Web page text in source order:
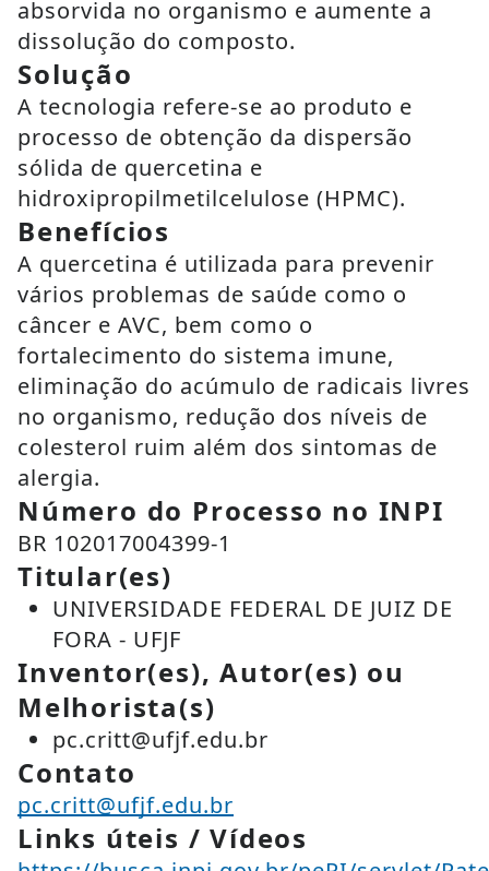
absorvida no organismo e aumente a
dissolução do composto.
Solução
A tecnologia refere-se ao produto e
processo de obtenção da dispersão
sólida de quercetina e
hidroxipropilmetilcelulose (HPMC).
Benefícios
A quercetina é utilizada para prevenir
vários problemas de saúde como o
câncer e AVC, bem como o
fortalecimento do sistema imune,
eliminação do acúmulo de radicais livres
no organismo, redução dos níveis de
colesterol ruim além dos sintomas de
alergia.
Número do Processo no INPI
BR 102017004399-1
Titular(es)
UNIVERSIDADE FEDERAL DE JUIZ DE
FORA - UFJF
Inventor(es), Autor(es) ou
Melhorista(s)
pc.critt@ufjf.edu.br
Contato
pc.critt@ufjf.edu.br
Links úteis / Vídeos